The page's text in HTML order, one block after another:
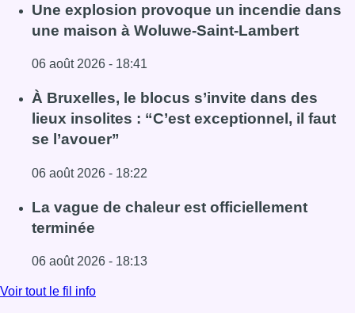
Une explosion provoque un incendie dans
une maison à Woluwe-Saint-Lambert
06 août 2026 - 18:41
Lire l'article Une explosion provoque un incendie dans
À Bruxelles, le blocus s’invite dans des
lieux insolites : “C’est exceptionnel, il faut
se l’avouer”
06 août 2026 - 18:22
Lire l'article À Bruxelles, le blocus s’invite dans des lieux
La vague de chaleur est officiellement
terminée
06 août 2026 - 18:13
Lire l'article La vague de chaleur est officiellement
Voir tout le fil info